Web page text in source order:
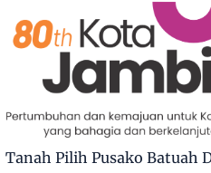
Tanah Pilih Pusako Batuah